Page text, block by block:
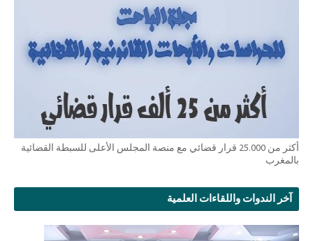
أكثر من 25.000 قرار قضائي مع منصة المجلس الأعلى للسبطة القضائية
بالمغرب
آخر الندوات واللقاءات العلمية